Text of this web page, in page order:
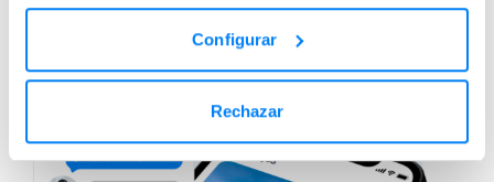
Configurar
Rechazar